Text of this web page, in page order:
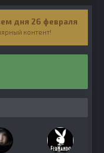
дня 26 февраля
контент!